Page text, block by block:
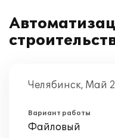
Челябинск, Май
Вариант работы
Файловый